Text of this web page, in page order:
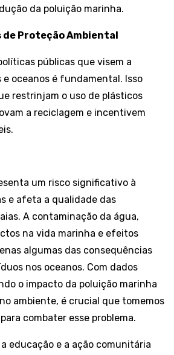
da poluição marinha.
Proteção Ambiental
públicas que visem a
e oceanos é fundamental. Isso
restrinjam o uso de plásticos
a reciclagem e incentivem
um risco significativo à
e afeta a qualidade das
A contaminação da água,
na vida marinha e efeitos
algumas das consequências
nos oceanos. Com dados
o impacto da poluição marinha
ambiente, é crucial que tomemos
combater esse problema.
educação e a ação comunitária